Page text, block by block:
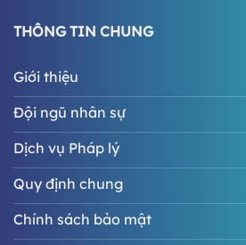
THÔNG TIN CHUNG
Giới thiệu
Đội ngũ nhân sự
Dịch vụ Pháp lý
Quy định chung
Chính sách bảo mật